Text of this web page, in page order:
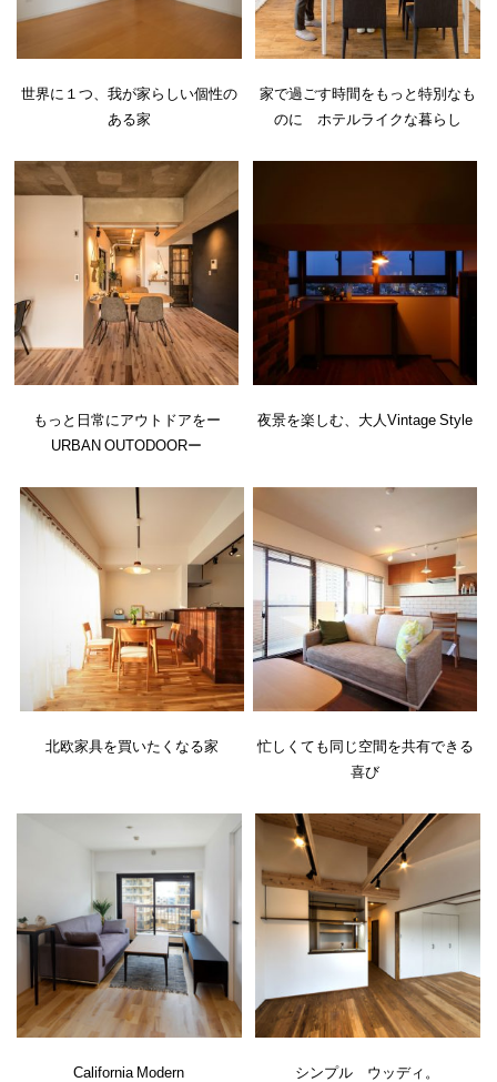
世界に１つ、我が家らしい個性の
ある家
家で過ごす時間をもっと特別なも
のに ホテルライクな暮らし
もっと日常にアウトドアをー
URBAN OUTODOORー
夜景を楽しむ、大人Vintage Style
北欧家具を買いたくなる家
忙しくても同じ空間を共有できる
喜び
California Modern シンプル ウッディ。